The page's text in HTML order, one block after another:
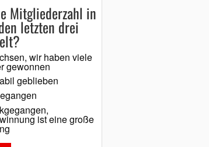
Mitgliederzahl in
letzten drei
wir haben viele
gewonnen
geblieben
ist eine große